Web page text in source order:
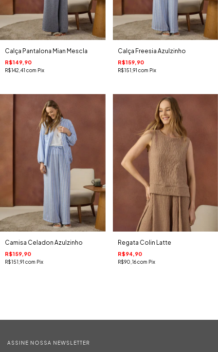
Calça Pantalona Mian Mescla
R$149,90
R$142,41 com Pix
Calça Freesia Azulzinho
R$159,90
R$151,91 com Pix
Camisa Celadon Azulzinho
R$159,90
R$151,91 com Pix
Regata Colin Latte
R$94,90
R$90,16com Pix
ASSINE NOSSA NEWSLETTER